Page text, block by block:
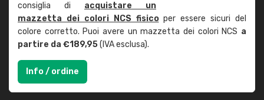
consiglia di acquistare un
mazzetta dei colori NCS fisicoper essere sicuri del
colore corretto. Puoi avere un mazzetta dei colori NCS a
partire da €189,95(IVA esclusa).
Info / ordine